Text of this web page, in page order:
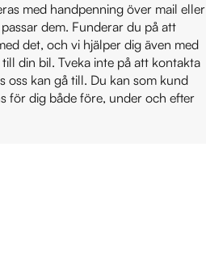
med handpenning över mail eller
dem. Funderar du på att
det, och vi hjälper dig även med
din bil. Tveka inte på att kontakta
oss kan gå till. Du kan som kund
för dig både före, under och efter